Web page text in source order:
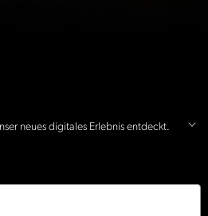
neues digitales Erlebnis entdeckt.